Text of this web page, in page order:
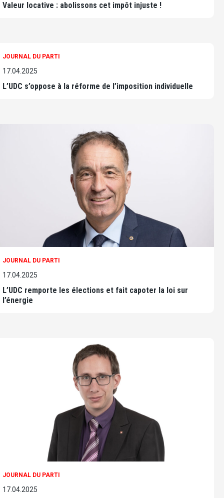
Valeur locative : abolissons cet impôt injuste !
JOURNAL DU PARTI
17.04.2025
L’UDC s’oppose à la réforme de l’imposition individuelle
JOURNAL DU PARTI
17.04.2025
L’UDC remporte les élections et fait capoter la loi sur
l’énergie
JOURNAL DU PARTI
17.04.2025